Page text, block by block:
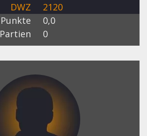
DWZ
2120
Punkte
0,0
Partien
0